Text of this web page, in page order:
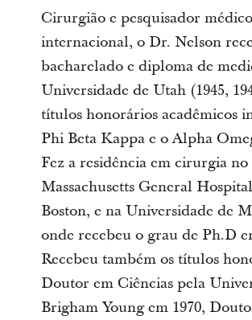
Cirurgião e pesquisador
internacional, o Dr. Nelson
bacharelado e diploma de
Universidade de Utah (1945,
títulos honorários acadêmicos
Phi Beta Kappa e o Alpha
Fez a residência em cirurgia no
Massachusetts General
Boston, e na Universidade de
onde recebeu o grau de Ph.D
Recebeu também os títulos
Doutor em Ciências pela
Brigham Young em 1970,